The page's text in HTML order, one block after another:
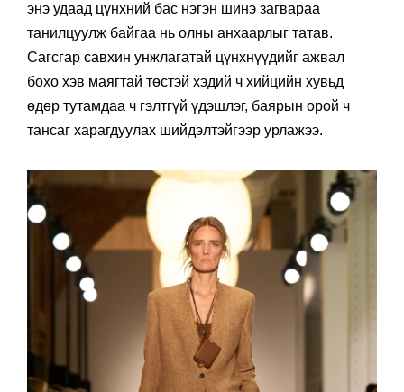
энэ удаад цүнхний бас нэгэн шинэ загвараа
танилцуулж байгаа нь олны анхаарлыг татав.
Сагсгар савхин унжлагатай цүнхнүүдийг ажвал
бохо хэв маягтай төстэй хэдий ч хийцийн хувьд
өдөр тутамдаа ч гэлтгүй үдэшлэг, баярын орой ч
тансаг харагдуулах шийдэлтэйгээр урлажээ.